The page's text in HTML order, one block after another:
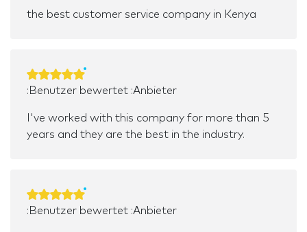
the best customer service company in Kenya
:Benutzer bewertet :Anbieter
I've worked with this company for more than 5
years and they are the best in the industry.
:Benutzer bewertet :Anbieter